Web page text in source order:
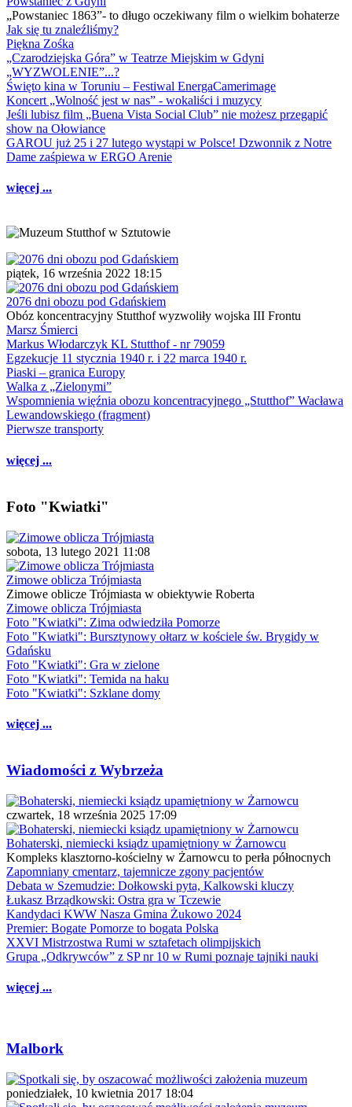
„Powstaniec 1863”- to długo oczekiwany film o wielkim bohaterze
Jak się tu znaleźliśmy?
Piękna Zośka
„Czarodziejska Góra” w Teatrze Miejskim w Gdyni
„WYZWOLENIE”...?
Święto kina w Toruniu – Festiwal EnergaCamerimage
Koncert „Wolność jest w nas” - wokaliści i muzycy
Jeśli lubisz film „Buena Vista Social Club” nie możesz przegapić
show na Ołowiance
GAROU już 25 i 27 lutego wystąpi w Polsce! Dzwonnik z Notre
Dame zaśpiewa w ERGO Arenie
więcej ...
piątek, 16 września 2022 18:15
2076 dni obozu pod Gdańskiem
Obóz koncentracyjny Stutthof wyzwoliły wojska III Frontu
Marsz Śmierci
Markus Włodarczyk KL Stutthof - nr 79059
Egzekucje 11 stycznia 1940 r. i 22 marca 1940 r.
Piaski – granica Europy
Walka z „Zielonymi”
Wspomnienia więźnia obozu koncentracyjnego „Stutthof” Wacława
Lewandowskiego (fragment)
Pierwsze transporty
więcej ...
Foto "Kwiatki"
sobota, 13 lutego 2021 11:08
Zimowe oblicza Trójmiasta
Zimowe oblicze Trójmiasta w obiektywie Roberta
Zimowe oblicza Trójmiasta
Foto "Kwiatki": Zima odwiedziła Pomorze
Foto "Kwiatki": Bursztynowy ołtarz w kościele św. Brygidy w
Gdańsku
Foto "Kwiatki": Gra w zielone
Foto "Kwiatki": Temida na haku
Foto "Kwiatki": Szklane domy
więcej ...
Wiadomości z Wybrzeża
czwartek, 18 września 2025 17:09
Bohaterski, niemiecki ksiądz upamiętniony w Żarnowcu
Kompleks klasztorno-kościelny w Żarnowcu to perła północnych
Zapomniany cmentarz, tajemnicze zgony pacjentów
Debata w Szemudzie: Dołkowski pyta, Kalkowski kluczy
Łukasz Brządkowski: Ostra gra w Tczewie
Kandydaci KWW Nasza Gmina Żukowo 2024
Premier: Bogate Pomorze to bogata Polska
XXVI Mistrzostwa Rumi w sztafetach olimpijskich
Grupa „Odkrywców” z SP nr 10 w Rumi poznaje tajniki nauki
więcej ...
Malbork
poniedziałek, 10 kwietnia 2017 18:04